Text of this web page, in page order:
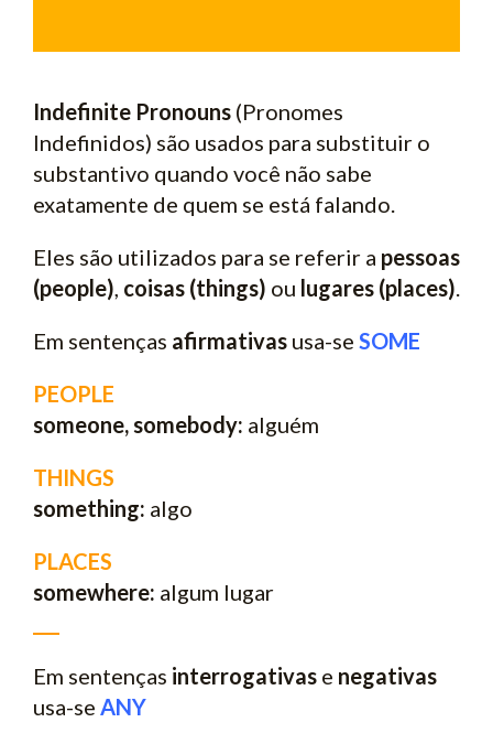
Indefinite Pronouns (Pronomes
Indefinidos) são usados para substituir o
substantivo quando você não sabe
exatamente de quem se está falando.
Eles são utilizados para se referir a pessoas
(people) coisas (things) ou lugares (places)
Em sentenças afirmativas usa-se SOME
PEOPLE
someone, somebody: alguém
THINGS
something: algo
PLACES
somewhere: algum lugar
Em sentenças interrogativas e negativas
usa-se ANY